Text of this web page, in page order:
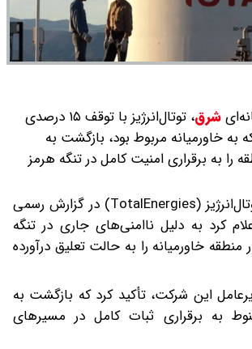
شرق،
توتال‌انرژیز با توقف ۱۵ درصدی
به خاورمیانه مربوط بود، بازگشت به
را به برقراری امنیت کامل در تنگه هرمز
شرکت فرانسوی توتال‌انرژیز (TotalEnergies) در گزارش رسمی
۲۰۲۶، اعلام کرد به دلیل ناامنی‌های جاری در تنگه
منطقه خاورمیانه را به حالت تعلیق درآورده
این شرکت، تأکید کرد که بازگشت به
به برقراری ثبات کامل در مسیرهای